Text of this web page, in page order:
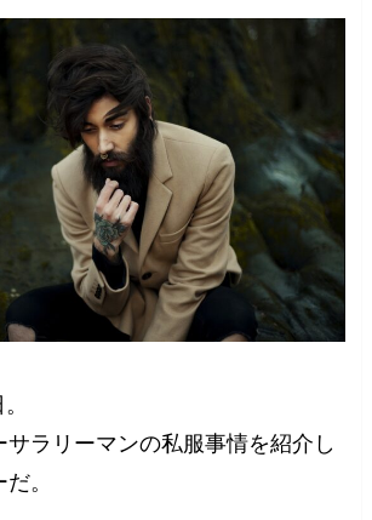
サラリーマンの私服事情を紹介し
。